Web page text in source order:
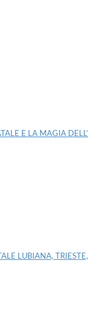
E LA MAGIA DELL’
LUBIANA, TRIESTE,